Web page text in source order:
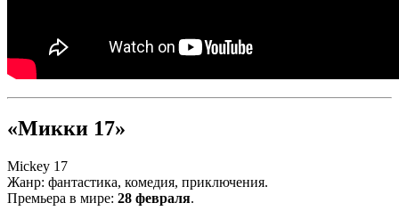
«Микки 17»
Mickey 17
Жанр: фантастика, комедия, приключения.
Премьера в мире: 28 февраля.